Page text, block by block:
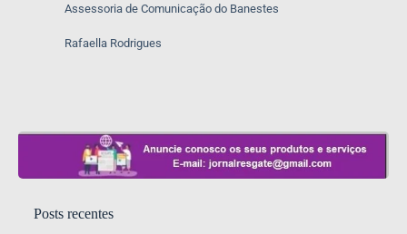
Assessoria de Comunicação do Banestes
Rafaella Rodrigues
Posts recentes